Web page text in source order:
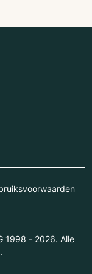
1998 - 2026. Alle